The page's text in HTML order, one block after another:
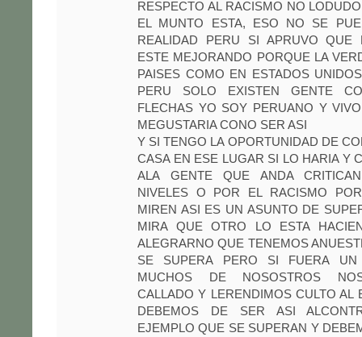
RESPECTO AL RACISMO NO
EL MUNTO ESTA, ESO NO SE
REALIDAD PERU SI APRUVO QUE
ESTE MEJORANDO PORQUE LA
PAISES COMO EN ESTADOS
PERU SOLO EXISTEN GENTE
FLECHAS YO SOY PERUANO Y
MEGUSTARIA CONO SER ASI
Y SI TENGO LA OPORTUNIDAD DE
CASA EN ESE LUGAR SI LO HARIA Y
ALA GENTE QUE ANDA
NIVELES O POR EL RACISMO
MIREN ASI ES UN ASUNTO DE
MIRA QUE OTRO LO ESTA
ALEGRARNO QUE TENEMOS
SE SUPERA PERO SI FUERA UN
MUCHOS DE NOSOSTROS
CALLADO Y LERENDIMOS CULTO AL
DEBEMOS DE SER ASI
EJEMPLO QUE SE SUPERAN Y